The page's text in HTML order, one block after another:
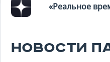
«Реальное
НОВОСТИ